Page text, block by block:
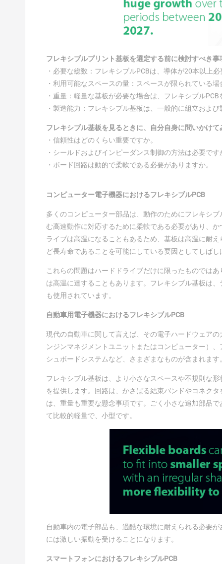
フレキシブルプリント基板を選定する前に検討すべき事
・必要な総数：フレキシブルPCBは、導体が20本以上
・利用可能なスペースの量：スペースが限られている
・重量：軽量な基板が必要な場合は、フレキシブル
・製造能力：フレキシブル基板は、一般的に組立およ
フレキシブル基板を見るときに、自分自身に問いかけ
・信頼性はどのくらい重要ですか。
・シールドおよびインピーダンス制御の方法は必要です
・ボード回路は動的で柔軟である必要がありますか。
コンピューター電子機器におけるフレキシブルPCB
多くのコンピューター部品は、動作のためにフレキシ
む高速動作に対応するために柔軟である必要があり、
ライブは高温になることもあるため、基板は高温に耐
ど長寿命であることを可能にしている要因としてしば
これらの問題はハードドライブだけに限ったものでは
は高温に達することもあります。フレキシブル基板は
も使用されています。
自動車用電子機器におけるフレキシブルPCB
現代の自動車に関して言えば、その電子ハードウェア
ンジンマネジメントユニットまたはコンピューター）
シュボードシステムなど、さまざまなものが含まれます
フレキシブル基板は、より小さなスペースや不規則な
を提供します。回路は、かさばる結束バンドやコネク
は、重量も重要な懸念事項です。ごく小さな追加部品
て比較的軽量で、小型です。
自動車内の電子部品も、過酷な環境に耐えられる必要
には激しい振動を受けることになります。
スマートフォンにおけるフレキシブルPCB